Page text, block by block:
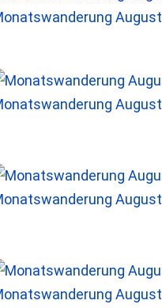
August
August
August
August